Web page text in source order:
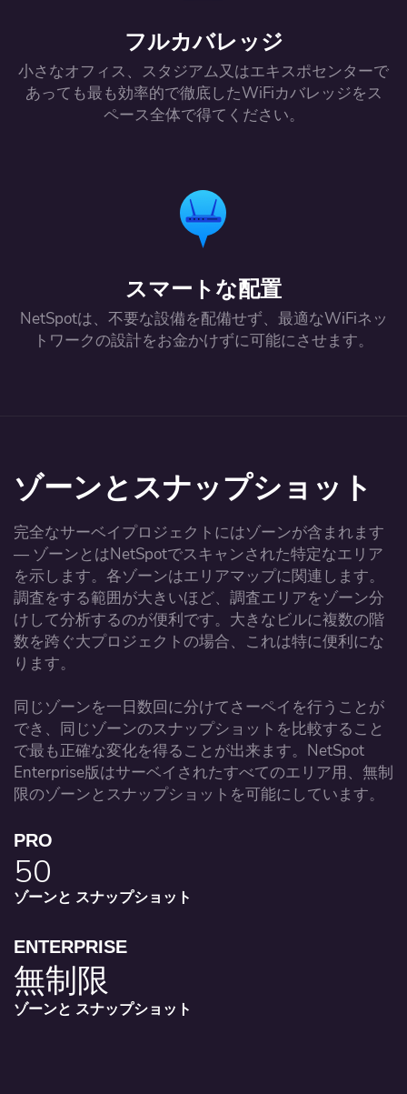
フルカバレッジ
小さなオフィス、スタジアム又はエキスポセンターで
あっても最も効率的で徹底したWiFiカバレッジをス
ペース全体で得てください。
スマートな配置
NetSpotは、不要な設備を配備せず、最適なWiFiネッ
トワークの設計をお金かけずに可能にさせます。
ゾーンとスナップショット
完全なサーベイプロジェクトにはゾーンが含まれます
— ゾーンとはNetSpotでスキャンされた特定なエリア
を示します。各ゾーンはエリアマップに関連します。
調査をする範囲が大きいほど、調査エリアをゾーン分
けして分析するのが便利です。大きなビルに複数の階
数を跨ぐ大プロジェクトの場合、これは特に便利にな
ります。
同じゾーンを一日数回に分けてさーペイを行うことが
でき、同じゾーンのスナップショットを比較すること
で最も正確な変化を得ることが出来ます。NetSpot
Enterprise版はサーベイされたすべてのエリア用、無制
限のゾーンとスナップショットを可能にしています。
PRO
50
ゾーンと スナップショット
ENTERPRISE
無制限
ゾーンと スナップショット